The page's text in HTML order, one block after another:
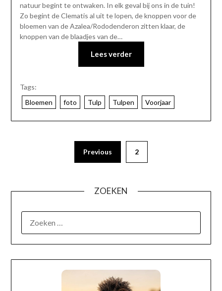
natuur begint te ontwaken. In elk geval bij ons in de tuin!
Zo begint de Clematis al uit te lopen, de knoppen voor de
bloemen van de Azalea/Rododenderon zitten klaar, de
knoppen van de blaadjes van de…
Lees verder
Tags:
Bloemen
foto Tulp Tulpen Voorjaar
Previous 2
ZOEKEN
OVER MIJ